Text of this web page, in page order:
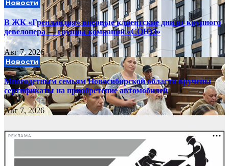
Новости
В ЖК «Гренландия» впервые клиентские дни от крупного
девелопера — группы компаний «СОЮЗ»
Авг 7, 2026
Новости
Многодетным семьям Новосибирской области вручены
сертификаты на приобретение автомобилей
Авг 7, 2026
РЕКЛАМА